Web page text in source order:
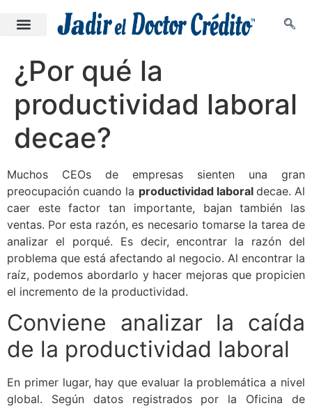
¿Por qué la
productividad laboral
decae?
Muchos CEOs de empresas sienten una gran
preocupación cuando la productividad laboral decae. Al
caer este factor tan importante, bajan también las
ventas. Por esta razón, es necesario tomarse la tarea de
analizar el porqué. Es decir, encontrar la razón del
problema que está afectando al negocio. Al encontrar la
raíz, podemos abordarlo y hacer mejoras que propicien
el incremento de la productividad.
Conviene analizar la caída
de la productividad laboral
En primer lugar, hay que evaluar la problemática a nivel
global. Según datos registrados por la Oficina de